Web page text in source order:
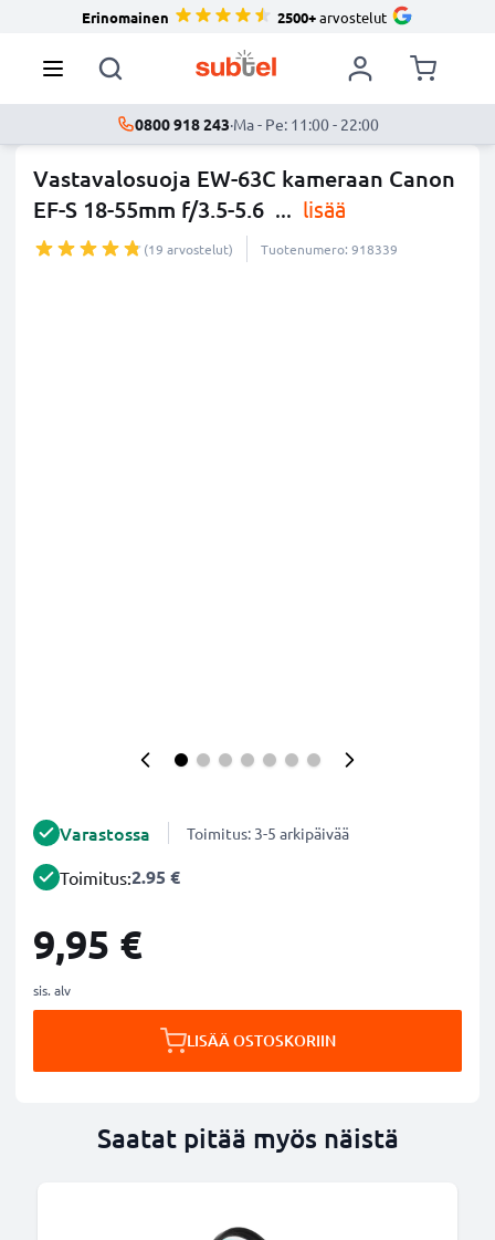
Erinomainen 2500+arvostelut
0800 918 243·Ma - Pe: 11:00 - 22:00
Vastavalosuoja EW-63C kameraan Canon
EF-S 18-55mm f/3.5-5.6 ... lisää
(19 arvostelut) Tuotenumero: 918339
Varastossa Toimitus: 3-5 arkipäivää
Toimitus:2.95 €
9,95 €
sis. alv
LISÄÄ OSTOSKORIIN
Saatat pitää myös näistä